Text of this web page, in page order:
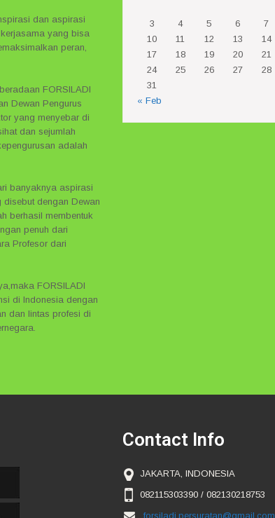
dan aspirasi
yang bisa
peran,
FORSILADI
Dewan Pengurus
yang menyebar di
dan sejumlah
adalah
banyaknya aspirasi
dengan Dewan
berhasil membentuk
penuh dari
Profesor dari
FORSILADI
di Indonesia dengan
dan lintas profesi di
3
4 5 6 7
10
11 12 13 14
17
18 19 20 21
24
25 26 27 28
31
« Feb
Contact Info
JAKARTA, INDONESIA
082115303390 / 082130218753
forsiladi.persuratan@gmail.com